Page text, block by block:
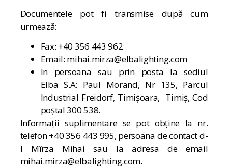
Documentele pot fi transmise după cum
urmează:
Fax: +40 356 443 962
Email: mihai.mirza@elbalighting.com
In persoana sau prin posta la sediul
Elba S.A: Paul Morand, Nr 135, Parcul
Industrial Freidorf, Timișoara, Timiș, Cod
poștal 300 538.
Informații suplimentare se pot obține la nr.
telefon +40 356 443 995, persoana de contact d-
l Mîrza Mihai sau la adresa de email
mihai.mirza@elbalighting.com.